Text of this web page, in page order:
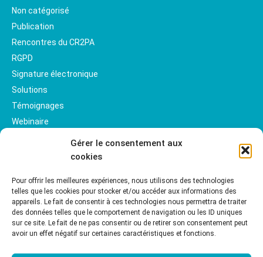
Gérer le consentement aux
cookies
Pour offrir les meilleures expériences, nous utilisons des technologies
telles que les cookies pour stocker et/ou accéder aux informations des
appareils. Le fait de consentir à ces technologies nous permettra de traiter
des données telles que le comportement de navigation ou les ID uniques
sur ce site. Le fait de ne pas consentir ou de retirer son consentement peut
avoir un effet négatif sur certaines caractéristiques et fonctions.
Non catégorisé
Publication
Rencontres du CR2PA
RGPD
Signature électronique
Solutions
Témoignages
Webinaire